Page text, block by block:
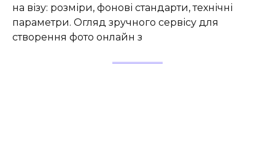
на візу: розміри, фонові стандарти, технічні
параметри. Огляд зручного сервісу для
створення фото онлайн з